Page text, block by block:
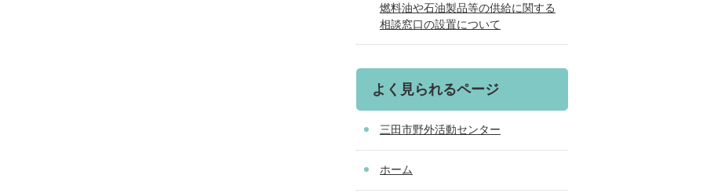
燃料油や石油製品等の供給に関する
相談窓口の設置について
よく見られるページ
三田市野外活動センター
ホーム